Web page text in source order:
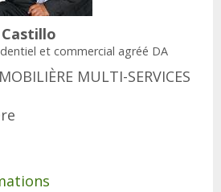
Castillo
et commercial agréé DA
MULTI-SERVICES